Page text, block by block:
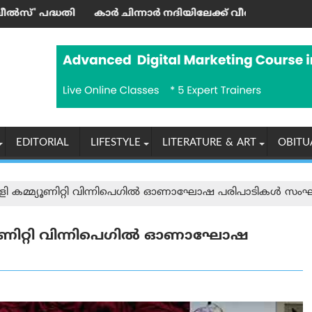
ഉദ്ഘാടനം ചെയ്തു
നദിയിലേക്ക് വീണ് ഒരാള്‍ മരിച്ചു; മൂന്നു പേര്‍ക്ക്
EDITORIAL LIFESTYLE LITERATURE & ART
കമ്മ്യൂണിറ്റി വിന്നിപെഗിൽ ഓണാഘോഷ പരിപാടികൾ
വിന്നിപെഗിൽ ഓണാഘോഷ